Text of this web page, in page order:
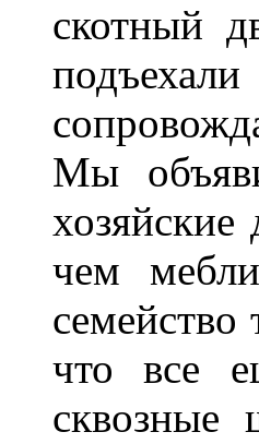
скотный
Мы
чем
семейство
что все
сквозные